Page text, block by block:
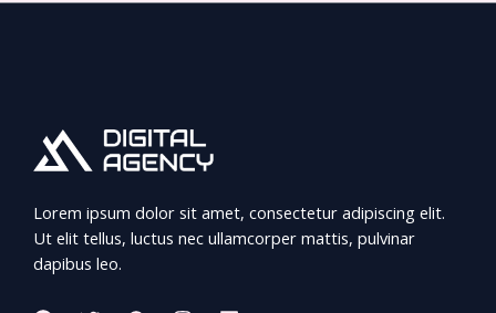
Lorem ipsum dolor sit amet, consectetur adipiscing elit.
Ut elit tellus, luctus nec ullamcorper mattis, pulvinar
dapibus leo.